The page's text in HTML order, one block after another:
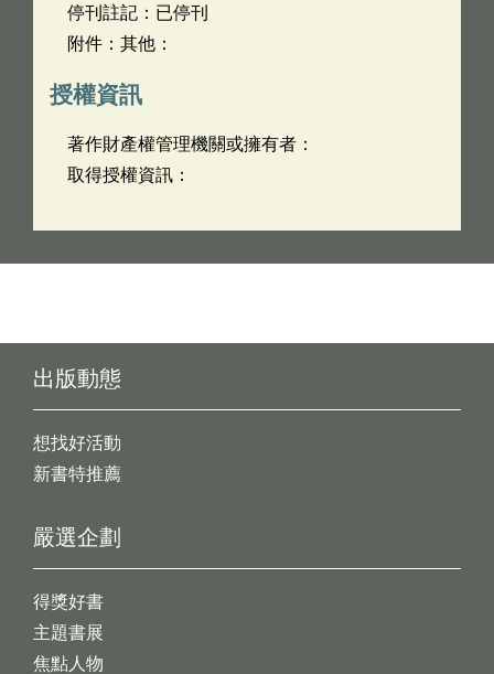
停刊註記：已停刊
附件：其他：
授權資訊
著作財產權管理機關或擁有者：
取得授權資訊：
出版動態
想找好活動
新書特推薦
嚴選企劃
得獎好書
主題書展
焦點人物